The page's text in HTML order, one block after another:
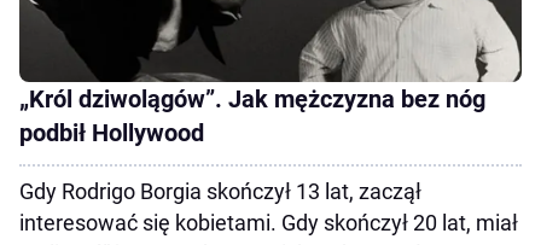
„Król dziwolągów”. Jak mężczyzna bez nóg
podbił Hollywood
Gdy Rodrigo Borgia skończył 13 lat, zaczął
interesować się kobietami. Gdy skończył 20 lat, miał